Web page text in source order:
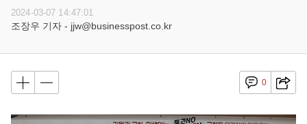
2024-03-07 14:47:01
조장우 기자 - jjw@businesspost.co.kr
0